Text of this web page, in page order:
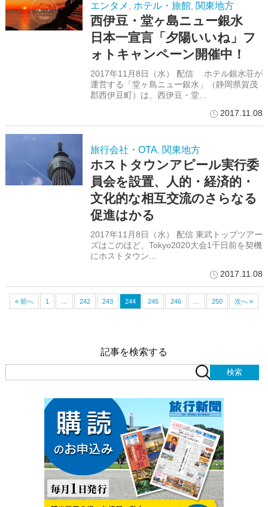
エンタメ ホテル・旅館, 関東地方
西伊豆・堂ヶ島ニュー銀水
日本一宣言「夕陽いいね」フ
ォトキャンペーン開催中！
2017年11月8日（水） 配信 ホテル銀水荘が
運営する「堂ヶ島ニュー銀水」（静岡県賀茂
郡西伊豆町）は、西伊豆・堂...
2017.11.08
旅行会社・OTA, 関東地方
ホストタウンアピール実行委
員会を設置、人的・経済的・
文化的な相互交流のさらなる
促進はかる
2017年11月8日（水） 配信 東武トップツアー
ズはこのほど、Tokyo2020大会1千日前を契機
にホストタウン...
2017.11.08
« 前へ 1 242 243 244 245 246 250 次へ »
記事を検索する